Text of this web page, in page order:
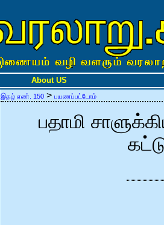
About US
இதழ் எண். 150 > பயணப்பட்டோம்
பதாமி